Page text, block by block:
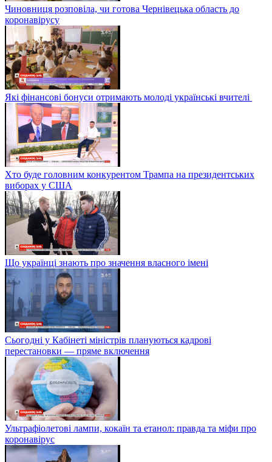
Чиновниця розповіла, чи готова Чернівецька область до
коронавірусу
Які фінансові бонуси отримають молоді українські вчителі
Хто буде головним конкурентом Трампа на президентських
виборах у США
Що українці знають про значення власного імені
Сьогодні у Кабінеті міністрів плануються кадрові
перестановки — пряме включення
Ультрафіолетові лампи, кокаїн та етанол: правда та міфи про
коронавірус